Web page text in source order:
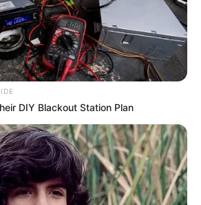
DIY Blackout Station Plan